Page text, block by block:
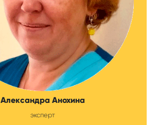
Александра Анохина
эксперт